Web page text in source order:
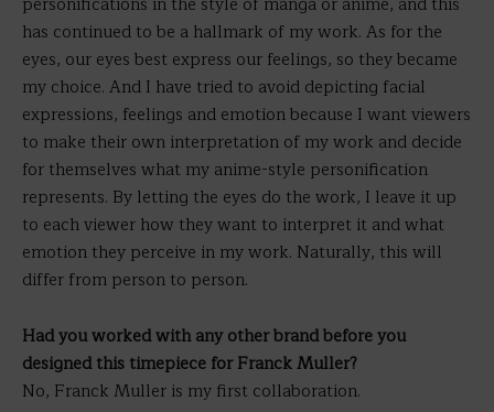
has continued to be a hallmark of my work. As for the
eyes, our eyes best express our feelings, so they became
my choice. And I have tried to avoid depicting facial
expressions, feelings and emotion because I want viewers
to make their own interpretation of my work and decide
for themselves what my anime-style personification
represents. By letting the eyes do the work, I leave it up
to each viewer how they want to interpret it and what
emotion they perceive in my work. Naturally, this will
differ from person to person.
Had you worked with any other brand before you
designed this timepiece for Franck Muller?
No, Franck Muller is my first collaboration.